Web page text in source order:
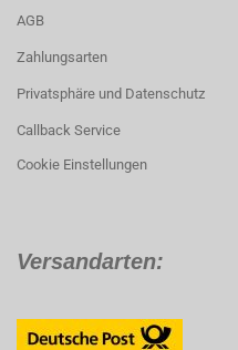
AGB
Zahlungsarten
Privatsphäre und Datenschutz
Callback Service
Cookie Einstellungen
Versandarten: